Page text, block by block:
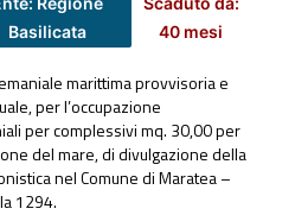
Basilicata
40 mesi
marittima provvisoria e
per l’occupazione
per complessivi mq. 30,00 per
del mare, di divulgazione della
nel Comune di Maratea –
1294.